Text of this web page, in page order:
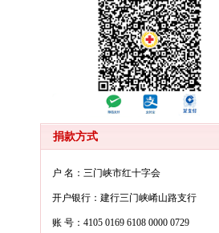
捐款方式
户 名：三门峡市红十字会
开户银行：建行三门峡崤山路支行
账 号：4105 0169 6108 0000 0729